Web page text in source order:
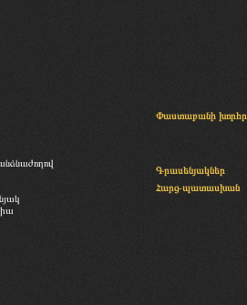
Փաստաբանի
Գրասենյակներ
Հարց-պատասխան